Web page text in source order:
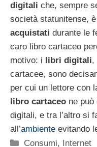
digitali che, sempre
società statunitense,
acquistati durante le
caro libro cartaceo
motivo: i libri digitali,
cartacee, sono
per cui un lettore con
libro cartaceo ne
digitali, e tra l’altro si
all’ambiente evitando
Categorie
Consumi, Internet